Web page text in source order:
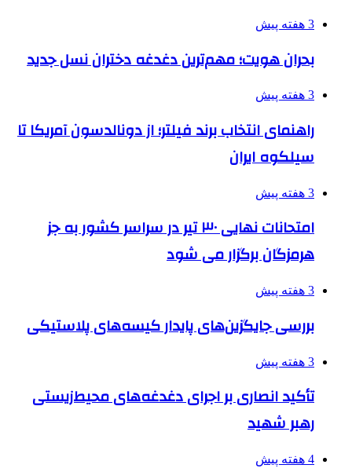
3 هفته پیش
بحران هویت؛ مهم‌ترین دغدغه دختران نسل جدید
3 هفته پیش
راهنمای انتخاب برند فیلتر؛ از دونالدسون آمریکا تا
سیلکوه ایران
3 هفته پیش
امتحانات نهایی ۳۰ تیر در سراسر کشور به جز
هرمزگان برگزار می شود
3 هفته پیش
بررسی جایگزین‌های پایدار کیسه‌های پلاستیکی
3 هفته پیش
تأکید انصاری بر اجرای دغدغه‌های محیط‌زیستی
رهبر شهید
4 هفته پیش